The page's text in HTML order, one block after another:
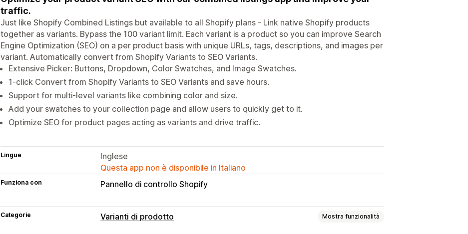
traffic.
Just like Shopify Combined Listings but available to all Shopify plans - Link native Shopify products
together as variants. Bypass the 100 variant limit. Each variant is a product so you can improve Search
Engine Optimization (SEO) on a per product basis with unique URLs, tags, descriptions, and images per
variant. Automatically convert from Shopify Variants to SEO Variants.
Extensive Picker: Buttons, Dropdown, Color Swatches, and Image Swatches.
1-click Convert from Shopify Variants to SEO Variants and save hours.
Support for multi-level variants like combining color and size.
Add your swatches to your collection page and allow users to quickly get to it.
Optimize SEO for product pages acting as variants and drive traffic.
Lingue
Inglese
Questa app non è disponibile in Italiano
Funziona con Pannello di controllo Shopify
Categorie Varianti di prodotto Mostra funzionalità